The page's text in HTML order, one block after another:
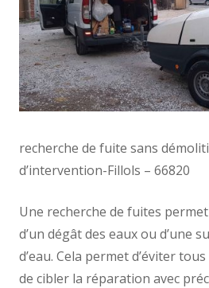
recherche de fuite sans
d’intervention-Fillols – 66820
Une recherche de fuites
d’un dégât des eaux ou d’une
d’eau. Cela permet d’éviter
de cibler la réparation avec